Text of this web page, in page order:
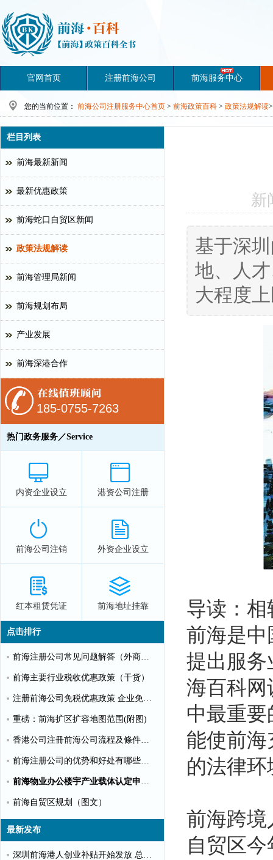
官网首页 注册前海公司 前海服务中心
您的当前位置： 前海公司注册服务中心首页 > 前海政策百科 > 政策法规解读>
新
基于深
地、人
大程度
导读：
前海是中
提出服务
海百科网
中最重要
能使前海
的法律
前海跨境
自贸区
栏目列表
前海最新新闻
最新优惠政策
前海蛇口自贸区新闻
政策法规解读
前海管理局新闻
前海规划布局
产业发展
前海深港合作
185-0755-7263
热门政务服务／Service
内资企业设立 港资公司注册
前海公司注销 外资企业设立
红本租赁凭证 前海地址挂靠
点击排行
前海注册公司常见问题解答（外商投资）
前海主要行业税收优惠政策（干货）
注册前海公司免税优惠政策 企业免税10%个人可全免
重磅：前海扩区扩容地图范围(附图)
香港公司注冊前海公司流程及條件【圖文】
前海注册公司的优势和好处有哪些？（推荐）
前海物业办公楼宇产业载体认定申请指南（第一批）
前海自贸区规划（图文）
最新发布
深圳前海港人创业补贴开始发放 总额超千万